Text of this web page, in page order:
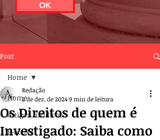
OK
Post
Home
Artigos Jurídicos
E-books
Home
Os Direitos de quem é
Investigado: Saiba como
Redação
2 de dez. de 20249 min de leitura